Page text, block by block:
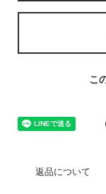
こ
返品について